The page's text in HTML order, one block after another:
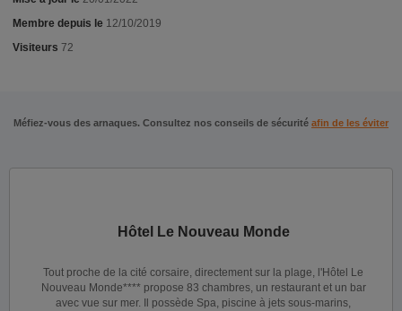
Membre depuis le 12/10/2019
Visiteurs 72
Méfiez-vous des arnaques. Consultez nos conseils de sécurité afin de les éviter
Hôtel Le Nouveau Monde
Tout proche de la cité corsaire, directement sur la plage, l'Hôtel Le
Nouveau Monde**** propose 83 chambres, un restaurant et un bar
avec vue sur mer. Il possède Spa, piscine à jets sous-marins,